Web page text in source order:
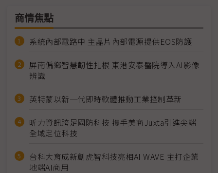
商情焦點
系統內部電路中 主晶片內部電源提供EOS防護
屏南偏鄉智慧韌性扎根 東港安泰醫院導入AI影像
辨識
英特蒙以新一代即時軟體推動工業控制革新
昕力資訊跨足國防科技 攜手美商Juxta引進尖端
全域定位科技
台科大育成新創虎智科技亮相AI WAVE 主打企業
地端AI商用